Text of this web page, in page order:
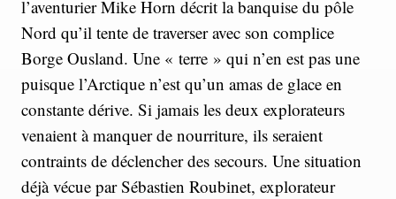
l’aventurier Mike Horn décrit la banquise du pôle
Nord qu’il tente de traverser avec son complice
Borge Ousland. Une « terre » qui n’en est pas une
puisque l’Arctique n’est qu’un amas de glace en
constante dérive. Si jamais les deux explorateurs
venaient à manquer de nourriture, ils seraient
contraints de déclencher des secours. Une situation
déjà vécue par Sébastien Roubinet, explorateur